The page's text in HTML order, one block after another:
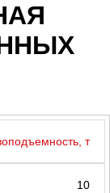
т
10